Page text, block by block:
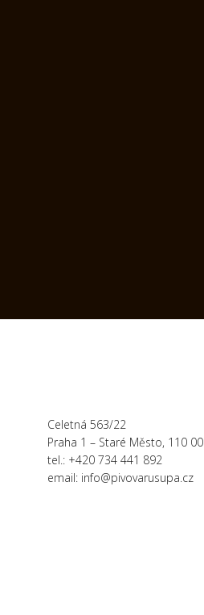
Celetná 563/22
Praha 1 – Staré Město, 110 00
tel.: +420 734 441 892
email: info@pivovarusupa.cz